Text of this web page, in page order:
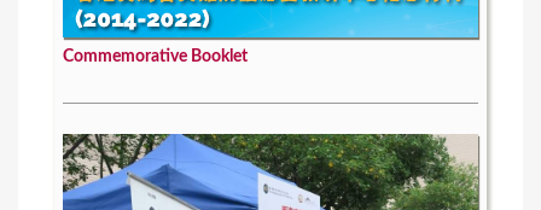
Commemorative Booklet